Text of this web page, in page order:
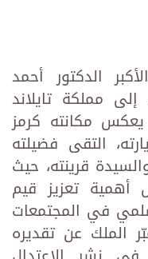
الدكتور أحمد
مملكة تايلاند
مكانته كرمز
التقى فضيلته
قرينته، حيث
أهمية تعزيز قيم
في المجتمعات
الملك عن تقديره